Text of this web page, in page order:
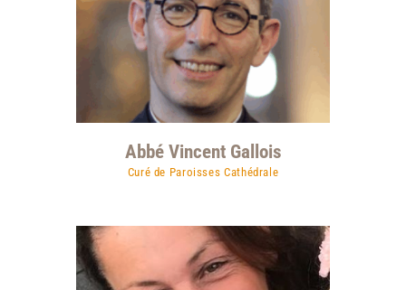
Abbé Vincent Gallois
Curé de Paroisses Cathédrale